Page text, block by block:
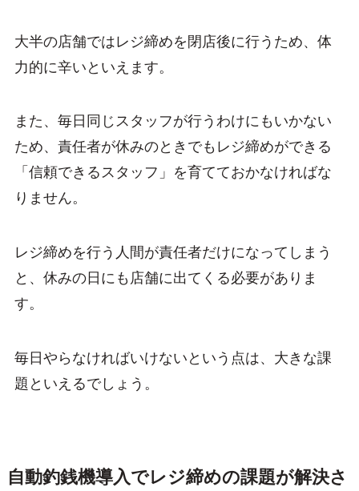
大半の店舗ではレジ締めを閉店後に行うため、体
力的に辛いといえます。
また、毎日同じスタッフが行うわけにもいかない
ため、責任者が休みのときでもレジ締めができる
「信頼できるスタッフ」を育てておかなければな
りません。
レジ締めを行う人間が責任者だけになってしまう
と、休みの日にも店舗に出てくる必要がありま
す。
毎日やらなければいけないという点は、大きな課
題といえるでしょう。
自動釣銭機導入でレジ締めの課題が解決さ